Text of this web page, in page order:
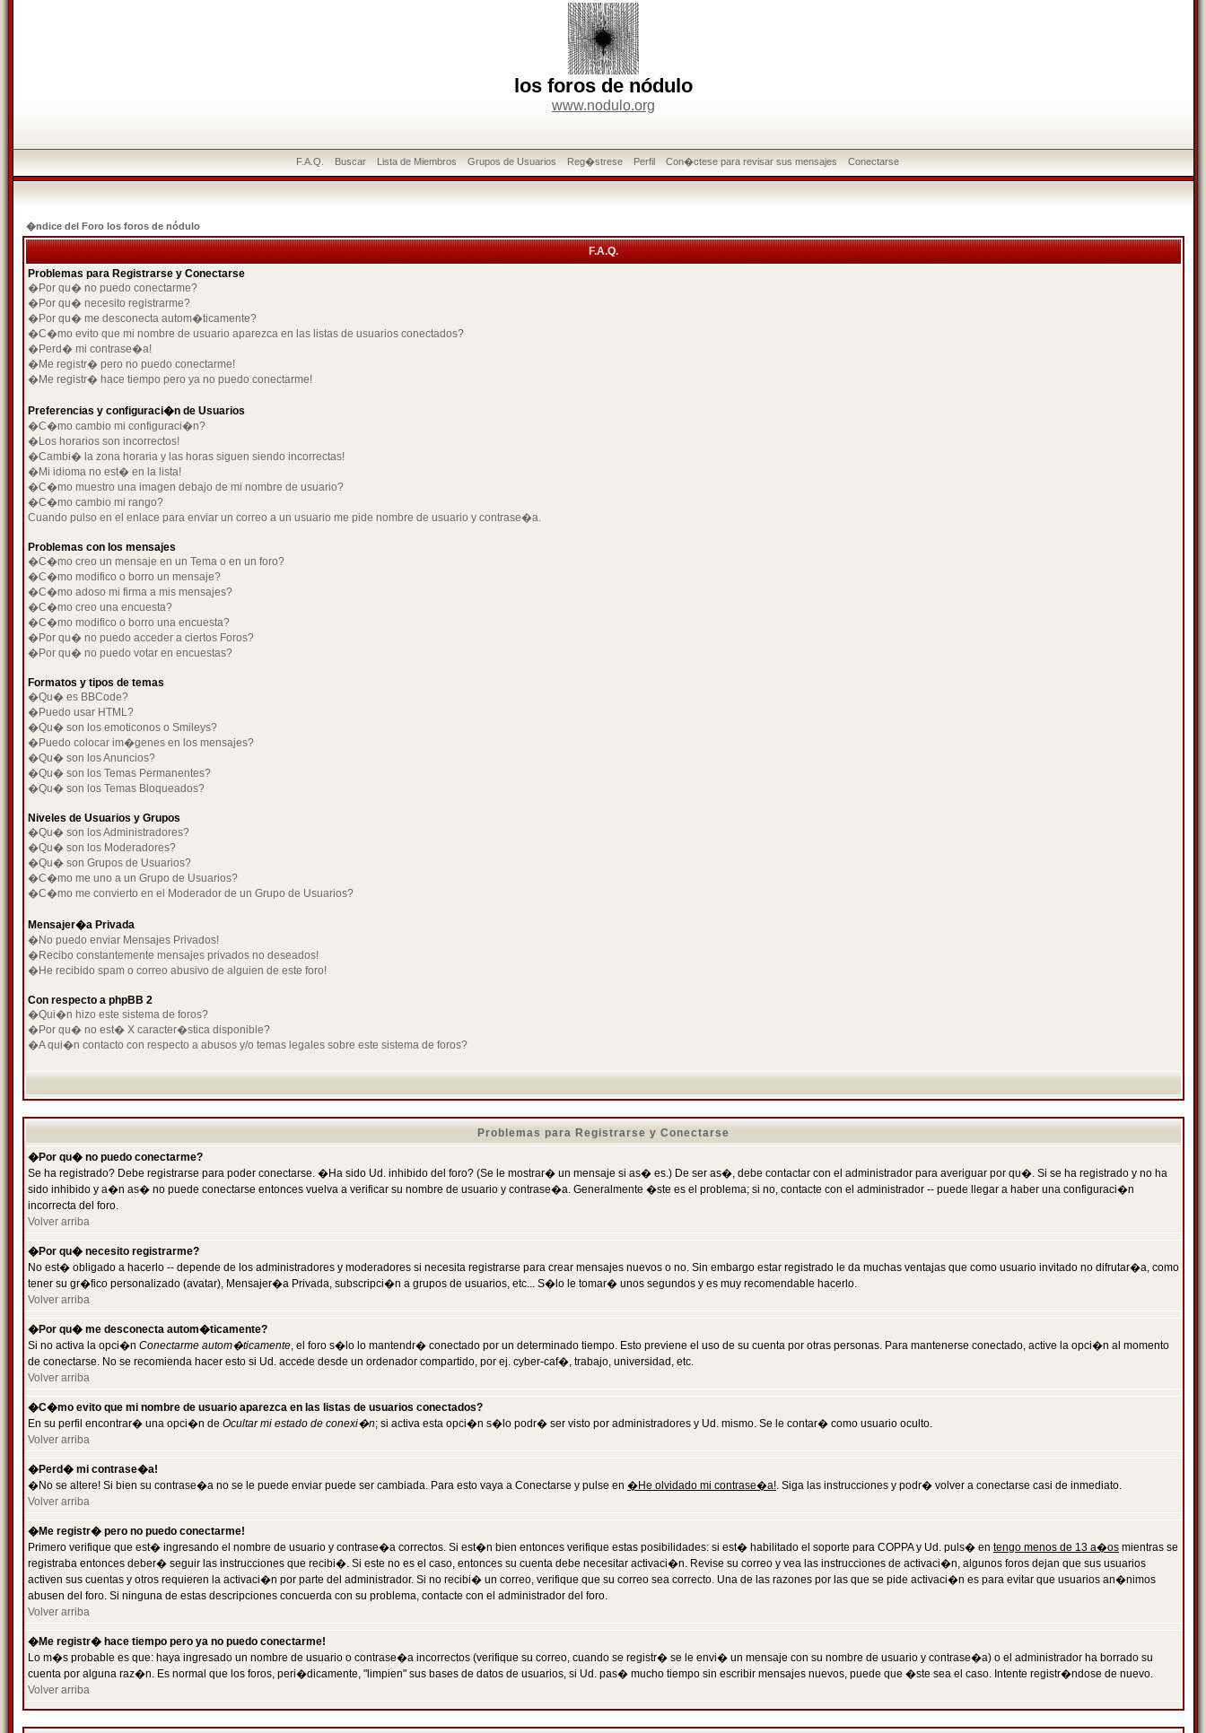
los foros de nódulo
www.nodulo.org
F.A.Q. Buscar Lista de Miembros Grupos de Usuarios Reg�strese Perfil Con�ctese para revisar sus mensajes Conectarse
�ndice del Foro los foros de nódulo
F.A.Q.
Problemas para Registrarse y Conectarse
�Por qu� no puedo conectarme?
�Por qu� necesito registrarme?
�Por qu� me desconecta autom�ticamente?
�C�mo evito que mi nombre de usuario aparezca en las listas de usuarios conectados?
�Perd� mi contrase�a!
�Me registr� pero no puedo conectarme!
�Me registr� hace tiempo pero ya no puedo conectarme!
Preferencias y configuraci�n de Usuarios
�C�mo cambio mi configuraci�n?
�Los horarios son incorrectos!
�Cambi� la zona horaria y las horas siguen siendo incorrectas!
�Mi idioma no est� en la lista!
�C�mo muestro una imagen debajo de mi nombre de usuario?
�C�mo cambio mi rango?
Cuando pulso en el enlace para enviar un correo a un usuario me pide nombre de usuario y contrase�a.
Problemas con los mensajes
�C�mo creo un mensaje en un Tema o en un foro?
�C�mo modifico o borro un mensaje?
�C�mo adoso mi firma a mis mensajes?
�C�mo creo una encuesta?
�C�mo modifico o borro una encuesta?
�Por qu� no puedo acceder a ciertos Foros?
�Por qu� no puedo votar en encuestas?
Formatos y tipos de temas
�Qu� es BBCode?
�Puedo usar HTML?
�Qu� son los emoticonos o Smileys?
�Puedo colocar im�genes en los mensajes?
�Qu� son los Anuncios?
�Qu� son los Temas Permanentes?
�Qu� son los Temas Bloqueados?
Niveles de Usuarios y Grupos
�Qu� son los Administradores?
�Qu� son los Moderadores?
�Qu� son Grupos de Usuarios?
�C�mo me uno a un Grupo de Usuarios?
�C�mo me convierto en el Moderador de un Grupo de Usuarios?
Mensajer�a Privada
�No puedo enviar Mensajes Privados!
�Recibo constantemente mensajes privados no deseados!
�He recibido spam o correo abusivo de alguien de este foro!
Con respecto a phpBB 2
�Qui�n hizo este sistema de foros?
�Por qu� no est� X caracter�stica disponible?
�A qui�n contacto con respecto a abusos y/o temas legales sobre este sistema de foros?
Problemas para Registrarse y Conectarse
�Por qu� no puedo conectarme?
Se ha registrado? Debe registrarse para poder conectarse. �Ha sido Ud. inhibido del foro? (Se le mostrar� un mensaje si as� es.) De ser as�, debe contactar con el administrador para averiguar por qu�. Si se ha registrado y no ha
sido inhibido y a�n as� no puede conectarse entonces vuelva a verificar su nombre de usuario y contrase�a. Generalmente �ste es el problema; si no, contacte con el administrador -- puede llegar a haber una configuraci�n
incorrecta del foro.
Volver arriba
�Por qu� necesito registrarme?
No est� obligado a hacerlo -- depende de los administradores y moderadores si necesita registrarse para crear mensajes nuevos o no. Sin embargo estar registrado le da muchas ventajas que como usuario invitado no difrutar�a, como
tener su gr�fico personalizado (avatar), Mensajer�a Privada, subscripci�n a grupos de usuarios, etc... S�lo le tomar� unos segundos y es muy recomendable hacerlo.
Volver arriba
�Por qu� me desconecta autom�ticamente?
Si no activa la opci�n Conectarme autom�ticamente, el foro s�lo lo mantendr� conectado por un determinado tiempo. Esto previene el uso de su cuenta por otras personas. Para mantenerse conectado, active la opci�n al momento
de conectarse. No se recomienda hacer esto si Ud. accede desde un ordenador compartido, por ej. cyber-caf�, trabajo, universidad, etc.
Volver arriba
�C�mo evito que mi nombre de usuario aparezca en las listas de usuarios conectados?
En su perfil encontrar� una opci�n de Ocultar mi estado de conexi�n; si activa esta opci�n s�lo podr� ser visto por administradores y Ud. mismo. Se le contar� como usuario oculto.
Volver arriba
�Perd� mi contrase�a!
�No se altere! Si bien su contrase�a no se le puede enviar puede ser cambiada. Para esto vaya a Conectarse y pulse en �He olvidado mi contrase�a!. Siga las instrucciones y podr� volver a conectarse casi de inmediato.
Volver arriba
�Me registr� pero no puedo conectarme!
Primero verifique que est� ingresando el nombre de usuario y contrase�a correctos. Si est�n bien entonces verifique estas posibilidades: si est� habilitado el soporte para COPPA y Ud. puls� en tengo menos de 13 a�os mientras se
registraba entonces deber� seguir las instrucciones que recibi�. Si este no es el caso, entonces su cuenta debe necesitar activaci�n. Revise su correo y vea las instrucciones de activaci�n, algunos foros dejan que sus usuarios
activen sus cuentas y otros requieren la activaci�n por parte del administrador. Si no recibi� un correo, verifique que su correo sea correcto. Una de las razones por las que se pide activaci�n es para evitar que usuarios an�nimos
abusen del foro. Si ninguna de estas descripciones concuerda con su problema, contacte con el administrador del foro.
Volver arriba
�Me registr� hace tiempo pero ya no puedo conectarme!
Lo m�s probable es que: haya ingresado un nombre de usuario o contrase�a incorrectos (verifique su correo, cuando se registr� se le envi� un mensaje con su nombre de usuario y contrase�a) o el administrador ha borrado su
cuenta por alguna raz�n. Es normal que los foros, peri�dicamente, "limpien" sus bases de datos de usuarios, si Ud. pas� mucho tiempo sin escribir mensajes nuevos, puede que �ste sea el caso. Intente registr�ndose de nuevo.
Volver arriba